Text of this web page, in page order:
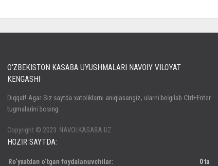
Паролни унутдингизми?
O‘ZBEKISTON KASABA UYUSHMALARI NAVOIY VILOYAT
KENGASHI
Diqqat! Agar Siz saytda xatoliklarni aniqlasangiz, ularni belgilab Ctrl+Enter
tugmalarini bosing.
Copyright © 2023. NAVOI.KASABA.UZ
HOZIR SAYTDA:
Ro‘yxatdan o‘tgan foydalanuvchilar:
0 ta